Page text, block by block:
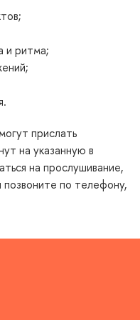
и ритма;
прислать
на указанную
на прослушивание,
позвоните по телефону,